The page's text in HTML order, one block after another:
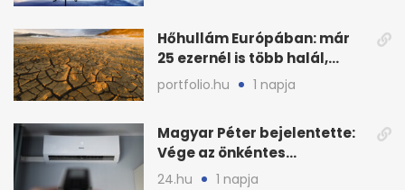
Hőhullám Európában: már
25 ezernél is több halál,
folytatódhat
portfolio.hu 1 napja
Magyar Péter bejelentette:
Vége az önkéntes
fogyasztáscsökkentésnek
24.hu 1 napja